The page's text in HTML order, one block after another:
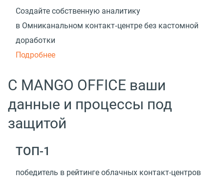
Создайте собственную аналитику
в Омниканальном контакт‑центре без кастомной
доработки
Подробнее
С MANGO OFFICE ваши
данные и процессы под
защитой
ТОП-1
победитель в рейтинге облачных контакт-центров